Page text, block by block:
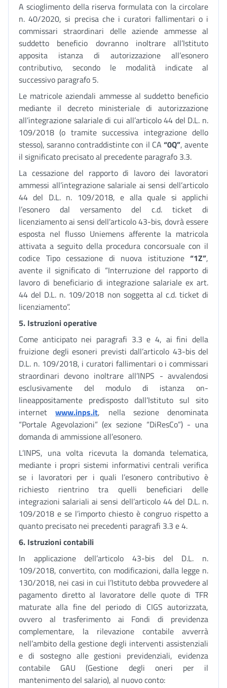
A scioglimento della riserva formulata con la circolare
n. 40/2020, si precisa che i curatori fallimentari o i
commissari straordinari delle aziende ammesse al
suddetto beneficio dovranno inoltrare all’Istituto
apposita istanza di autorizzazione all’esonero
contributivo, secondo le modalità indicate al
successivo paragrafo 5.
Le matricole aziendali ammesse al suddetto beneficio
mediante il decreto ministeriale di autorizzazione
all’integrazione salariale di cui all’articolo 44 del D.L. n.
109/2018 (o tramite successiva integrazione dello
stesso), saranno contraddistinte con il CA “0Q”, avente
il significato precisato al precedente paragrafo 3.3.
La cessazione del rapporto di lavoro dei lavoratori
ammessi all’integrazione salariale ai sensi dell’articolo
44 del D.L. n. 109/2018, e alla quale si applichi
l’esonero dal versamento del c.d. ticket di
licenziamento ai sensi dell’articolo 43-bis, dovrà essere
esposta nel flusso Uniemens afferente la matricola
attivata a seguito della procedura concorsuale con il
codice Tipo cessazione di nuova istituzione“1Z”,
avente il significato di “Interruzione del rapporto di
lavoro di beneficiario di integrazione salariale ex art.
44 del D.L. n. 109/2018 non soggetta al c.d. ticket di
licenziamento”.
5. Istruzioni operative
Come anticipato nei paragrafi 3.3 e 4, ai fini della
fruizione degli esoneri previsti dall’articolo 43-bis del
D.L. n. 109/2018, i curatori fallimentari o i commissari
straordinari devono inoltrare all’INPS - avvalendosi
esclusivamente del modulo di istanza on-
lineappositamente predisposto dall’Istituto sul sito
internetwww.inps.it, nella sezione denominata
“Portale Agevolazioni” (ex sezione “DiResCo”) - una
domanda di ammissione all’esonero.
L’INPS, una volta ricevuta la domanda telematica,
mediante i propri sistemi informativi centrali verifica
se i lavoratori per i quali l’esonero contributivo è
richiesto rientrino tra quelli beneficiari delle
integrazioni salariali ai sensi dell’articolo 44 del D.L. n.
109/2018 e se l’importo chiesto è congruo rispetto a
quanto precisato nei precedenti paragrafi 3.3 e 4.
6. Istruzioni contabili
In applicazione dell’articolo 43-bis del D.L. n.
109/2018, convertito, con modificazioni, dalla legge n.
130/2018, nei casi in cui l’Istituto debba provvedere al
pagamento diretto al lavoratore delle quote di TFR
maturate alla fine del periodo di CIGS autorizzata,
ovvero al trasferimento ai Fondi di previdenza
complementare, la rilevazione contabile avverrà
nell’ambito della gestione degli interventi assistenziali
e di sostegno alle gestioni previdenziali, evidenza
contabile GAU (Gestione degli oneri per il
mantenimento del salario), al nuovo conto: